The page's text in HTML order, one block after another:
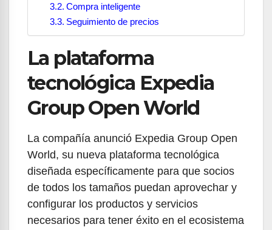
Compra inteligente
Seguimiento de precios
La plataforma
tecnológica Expedia
Group Open World
La compañía anunció Expedia Group Open
World, su nueva plataforma tecnológica
diseñada específicamente para que socios
de todos los tamaños puedan aprovechar y
configurar los productos y servicios
necesarios para tener éxito en el ecosistema